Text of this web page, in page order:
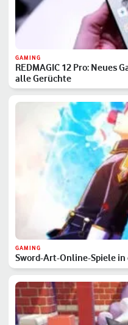
GAMING
REDMAGIC 12 Pro: Neues
alle Gerüchte
GAMING
Sword-Art-Online-Spiele